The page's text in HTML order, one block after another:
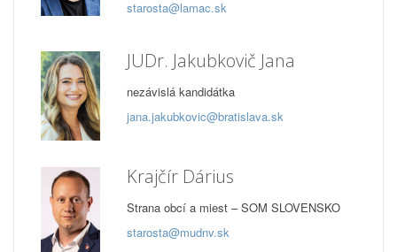
starosta@lamac.sk
JUDr. Jakubkovič Jana
nezávislá kandidátka
jana.jakubkovic@bratislava.sk
Krajčír Dárius
Strana obcí a miest – SOM SLOVENSKO
starosta@mudnv.sk